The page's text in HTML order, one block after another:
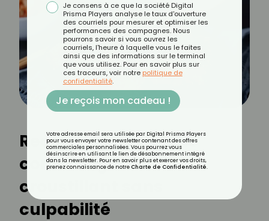
Recette de poulet frit
coréen léger : le
croustillant sans
culpabilité
Je consens à ce que la société Digital
Prisma Players analyse le taux d'ouverture
des courriels pour mesurer et optimiser les
performances des campagnes. Nous
pourrons savoir si vous ouvrez les
courriels, l'heure à laquelle vous le faites
ainsi que des informations sur le terminal
que vous utilisez. Pour en savoir plus sur
ces traceurs, voir notre politique de
confidentialité.
Je reçois mon cadeau !
Votre adresse email sera utilisée par Digital Prisma Players
pour vous envoyer votre newsletter contenant des offres
commerciales personnalisées. Vous pourrez vous
désinscrire en utilisant le lien de désabonnement intégré
dans la newsletter. Pour en savoir plus et exercer vos droits,
prenez connaissance de notre Charte de Confidentialité.